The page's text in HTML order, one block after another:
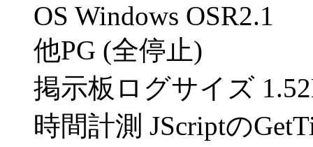
OS Windows OSR2.1
他PG (全停止)
掲示板ログサイズ
時間計測 JScriptの